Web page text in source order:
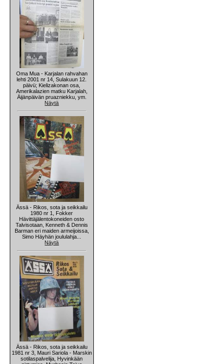
Oma Mua - Karjalan rahvahan
lehti 2001 nr 14, Sulakuun 12.
päivü; Kielizakonan osa,
Amerikalazien matku Karjalah,
Äijänpäivän pruazniekku, ym.
Näytä
Ässä - Rikos, sota ja seikkailu
1980 nr 1, Fokker
Hävittäjälentokoneiden osto
Talvisotaan, Kenneth & Dennis
Barman eri maiden armeijoissa,
Simo Häyhän joululahja...
Näytä
Ässä - Rikos, sota ja seikkailu
1981 nr 3, Mauri Sariola - Marskin
sotilaspalvelija, Hyvinkään